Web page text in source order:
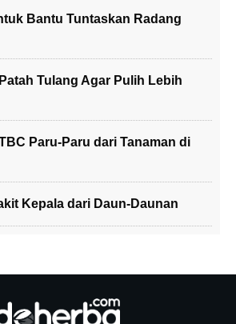
Bantu Tuntaskan Radang
Tulang Agar Pulih Lebih
Paru-Paru dari Tanaman di
Kepala dari Daun-Daunan